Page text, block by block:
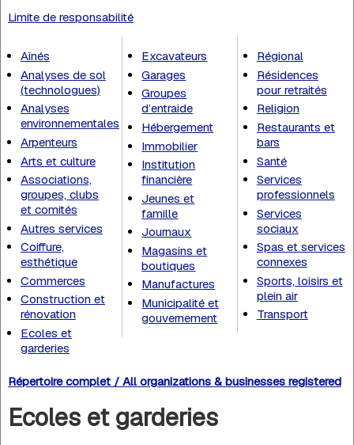
Limite de responsabilité
Aînés
Analyses de sol
(technologues)
Analyses
environnementales
Arpenteurs
Arts et culture
Associations,
groupes, clubs
et comités
Autres services
Coiffure,
esthétique
Commerces
Construction et
rénovation
Ecoles et
garderies
Excavateurs
Garages
Groupes
d’entraide
Hébergement
Immobilier
Institution
financière
Jeunes et
famille
Journaux
Magasins et
boutiques
Manufactures
Municipalité et
gouvernement
Régional
Résidences
pour retraités
Religion
Restaurants et
bars
Santé
Services
professionnels
Services
sociaux
Spas et services
connexes
Sports, loisirs et
plein air
Transport
Répertoire complet / All organizations & businesses registered
Ecoles et garderies